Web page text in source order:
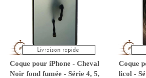
Coque pour iPhone - Cheval
Noir fond fumée - Série 4, 5,
Coque
licol -